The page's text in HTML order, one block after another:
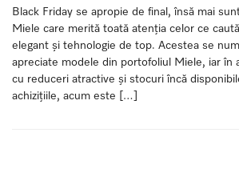
Black Friday se apropie de final, însă mai
Miele care merită toată atenția celor ce
elegant și tehnologie de top. Acestea se
apreciate modele din portofoliul Miele, iar în
cu reduceri atractive și stocuri încă
achizițiile, acum este […]